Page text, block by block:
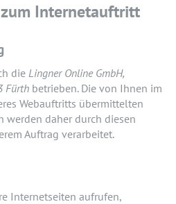
Internetauftritt
die Lingner Online GmbH,
Fürth betrieben. Die von Ihnen im
Webauftritts übermittelten
werden daher durch diesen
Auftrag verarbeitet.
Internetseiten aufrufen,